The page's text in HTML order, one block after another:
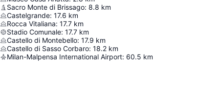
Sacro Monte di Brissago: 8.8 km
Castelgrande: 17.6 km
Rocca Vitaliana: 17.7 km
Stadio Comunale: 17.7 km
Castello di Montebello: 17.9 km
Castello di Sasso Corbaro: 18.2 km
Milan-Malpensa International Airport: 60.5 km